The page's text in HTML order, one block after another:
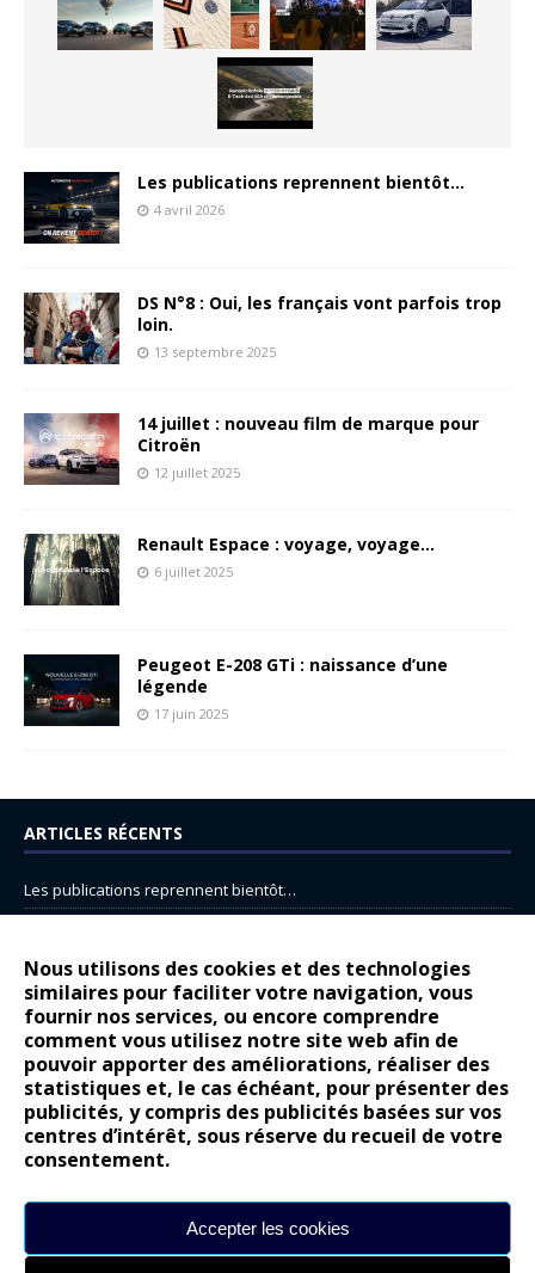
Nous utilisons des cookies et des technologies
similaires pour faciliter votre navigation, vous
fournir nos services, ou encore comprendre
comment vous utilisez notre site web afin de
pouvoir apporter des améliorations, réaliser des
statistiques et, le cas échéant, pour présenter des
publicités, y compris des publicités basées sur vos
centres d’intérêt, sous réserve du recueil de votre
consentement.
Accepter les cookies
Les publications reprennent bientôt…
4 avril 2026
DS N°8 : Oui, les français vont parfois trop
loin.
13 septembre 2025
14 juillet : nouveau film de marque pour
Citroën
12 juillet 2025
Renault Espace : voyage, voyage…
6 juillet 2025
Peugeot E-208 GTi : naissance d’une
légende
17 juin 2025
ARTICLES RÉCENTS
Les publications reprennent bientôt…
14 juillet : nouveau film de marque pour Citroën
Renault Espace : voyage, voyage…
Peugeot E-208 GTi : naissance d’une légende
COMMENTAIRES RÉCENTS
Bernard DardartdansDacia Sandero : pour les gens vrais
Alpine A290 : L’irrésistible attraction de la légèreté
leroydansLancia Ypsilon : naturellement envoûtante ?